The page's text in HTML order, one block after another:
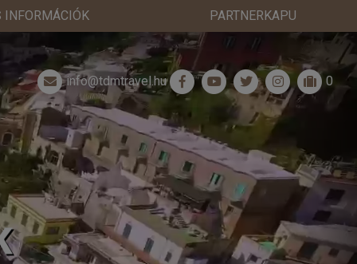
INFORMÁCIÓK PARTNERKAPU
info@tdmtravel.hu 0